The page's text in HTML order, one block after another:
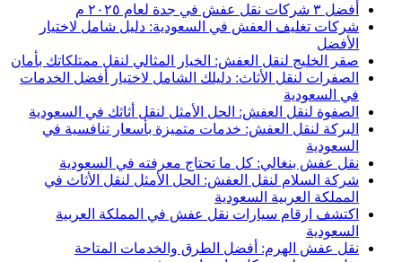
أفضل ٣ شركات نقل عفش في جدة لعام ٢٠٢٥ م
شركات تغليف العفش في السعودية: دليل شامل لاختيار
الأفضل
صقر الخليج لنقل العفش: الخيار المثالي لنقل ممتلكاتك بأمان
الصفرات لنقل الأثاث: دليلك الشامل لاختيار أفضل الخدمات
في السعودية
الصفوة لنقل العفش: الحل الأمثل لنقل أثاثك في السعودية
البركة لنقل العفش: خدمات متميزة بأسعار تنافسية في
السعودية
نقل عفش بنغالي: كل ما تحتاج معرفته في السعودية
شركة السلام لنقل العفش: الحل الأمثل لنقل الأثاث في
المملكة العربية السعودية
اكتشف ارقام سيارات نقل عفش في المملكة العربية
السعودية
نقل عفش الهرم: أفضل الطرق والخدمات المتاحة